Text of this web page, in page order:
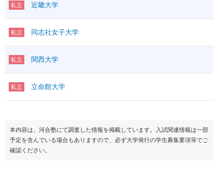
私立 近畿大学
私立 同志社女子大学
私立 関西大学
私立 立命館大学
本内容は、河合塾にて調査した情報を掲載しています。入試関連情報は一部
予定を含んでいる場合もありますので、必ず大学発行の学生募集要項等でご
確認ください。